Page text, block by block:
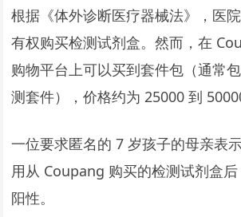
根据《体外诊断医疗器械法》，医
有权购买检测试剂盒。然而，在
购物平台上可以买到套件包（通常
测套件），价格约为 25000 到
一位要求匿名的 7 岁孩子的母亲表
用从 Coupang 购买的检测试剂盒
阳性。